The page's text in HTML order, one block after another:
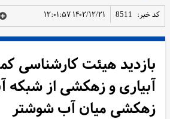
کد خبر: 8511 ۱۴۰۲/۱۲/۲۱ ۱۲:۰۱:۵۷
بازدید هیئت کارشناسی
آبیاری و زهکشی از شبکه
زهکشی میان آب شوشتر